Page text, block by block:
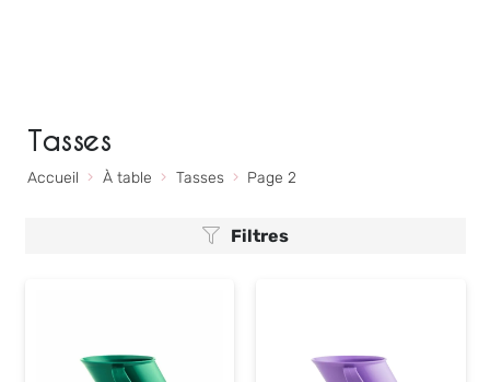
Tasses
Accueil À table Tasses Page 2
Filtres
Pré-cuillères Num Num -
Orange et bleue